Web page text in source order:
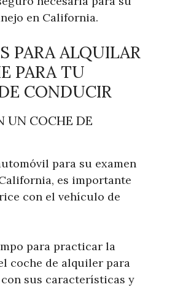
en California.
PARA ALQUILAR
PARA TU
CONDUCIR
UN COCHE DE
para su examen
es importante
con el vehículo de
para practicar la
coche de alquiler para
sus características y